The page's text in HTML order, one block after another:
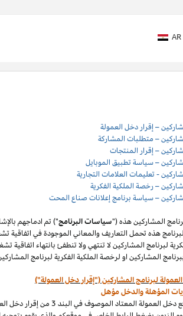
AR
– إقرار دخل العمولة
– متطلبات المشاركة
– إقرار المنتجات
– سياسة تطبيق الموبايل
- تعليمات العلامات التجارية
– رخصة الملكية الفكرية
– سياسة برنامج إعلانات صناع المحت
المشاركين هذه ("سياسات البرنامج") تم ادماجهم
هذه تحمل التعاريف والمعاني الموجودة في اتفاقية
المشاركين او لرخصة الملكية الفكرية لبرنامج
لبرنامج المشاركين ("إقرار دخل العمولة")
المعتاد الموصوف في البند 3 من إقرار دخل العمولة هذا بالاتصال مع المشتريات المؤهلة